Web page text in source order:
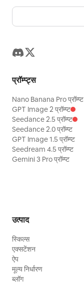
प्रॉम्प्ट्स
Nano Banana Pro प्रॉम्प्ट
GPT Image 2 प्रॉम्प्ट
Seedance 2.5 प्रॉम्प्ट
Seedance 2.0 प्रॉम्प्ट
GPT Image 1.5 प्रॉम्प्ट
Seedream 4.5 प्रॉम्प्ट
Gemini 3 Pro प्रॉम्प्ट
उत्पाद
स्किल्स
एक्सटेंशन
ऐप
मूल्य निर्धारण
ब्लॉग